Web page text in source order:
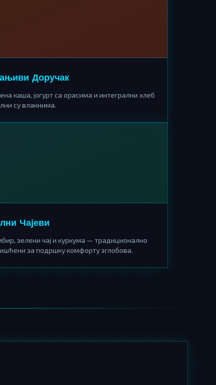
Доручак
каша, јогурт са орасима и интегрални хлеб
су влакнима.
Чајеви
зелени чај и куркума — традиционално
за подршку комфорту зглобова.